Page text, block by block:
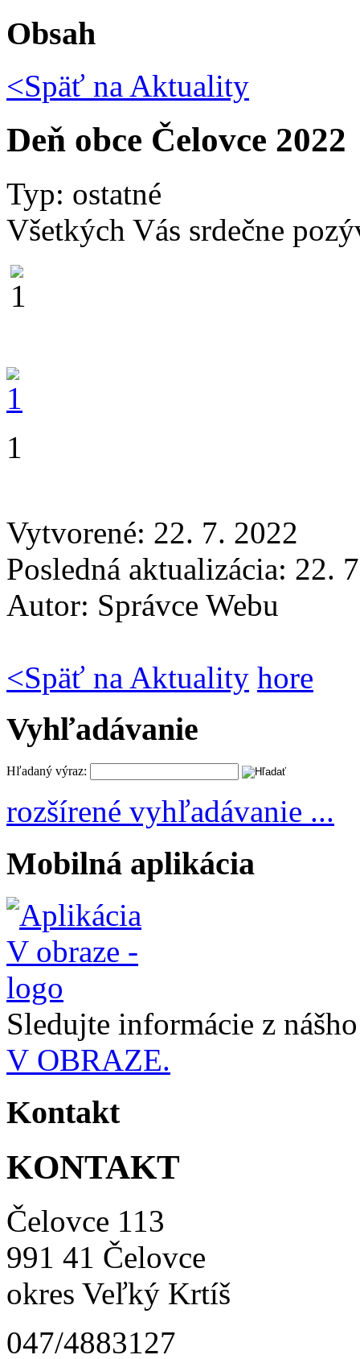
Obsah
<Späť na Aktuality
Deň obce Čelovce 2022
Typ: ostatné
Všetkých Vás srdečne
1
Vytvorené: 22. 7. 2022
Posledná aktualizácia: 22.
Autor: Správce Webu
<Späť na Aktuality hore
Vyhľadávanie
Hľadaný výraz:
rozšírené vyhľadávanie ...
Mobilná aplikácia
Sledujte informácie z
V OBRAZE.
Kontakt
KONTAKT
Čelovce 113
991 41 Čelovce
okres Veľký Krtíš
047/4883127